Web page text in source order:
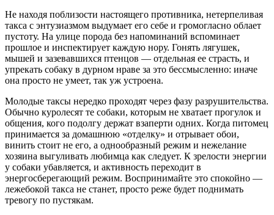
Не находя поблизости настоящего противника, нетерпеливая
такса с энтузиазмом выдумает его себе и громогласно облает
пустоту. На улице порода без напоминаний вспоминает
прошлое и инспектирует каждую нору. Гонять лягушек,
мышей и зазевавшихся птенцов — отдельная ее страсть, и
упрекать собаку в дурном нраве за это бессмысленно: иначе
она просто не умеет, так уж устроена.
Молодые таксы нередко проходят через фазу разрушительства.
Обычно куролесят те собаки, которым не хватает прогулок и
общения, кого подолгу держат взаперти одних. Когда питомец
принимается за домашнюю «отделку» и отрывает обои,
винить стоит не его, а однообразный режим и нежелание
хозяина выгуливать любимца как следует. К зрелости энергии
у собаки убавляется, и активность переходит в
энергосберегающий режим. Воспринимайте это спокойно —
лежебокой такса не станет, просто реже будет поднимать
тревогу по пустякам.